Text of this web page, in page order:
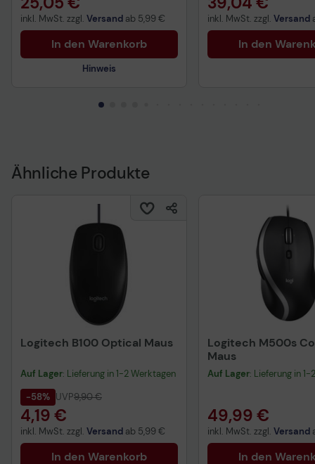
inkl. MwSt. zzgl. Versand ab 5,99 €
In den Warenkorb
Hinweis
inkl. MwSt. zzgl. Versand
In den
Ähnliche Produkte
Logitech B100 Optical Maus
Auf Lager: Lieferung in 1-2 Werktagen
-58% UVP9,90 €
4,19 €
inkl. MwSt. zzgl. Versand ab 5,99 €
In den Warenkorb
Logitech M500s
Maus
Auf Lager: Lieferung in
49,99 €
inkl. MwSt. zzgl. Versand
In den